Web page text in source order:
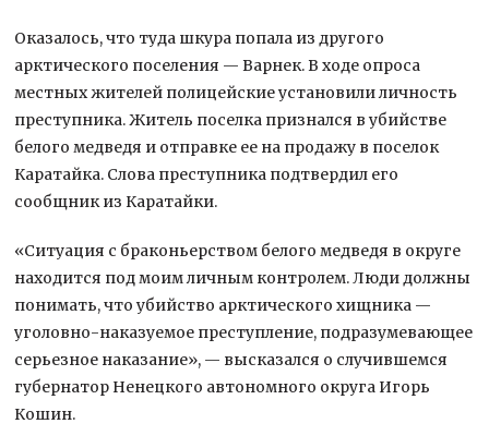
Оказалось, что туда шкура попала из другого
арктического поселения — Варнек. В ходе опроса
местных жителей полицейские установили личность
преступника. Житель поселка признался в убийстве
белого медведя и отправке ее на продажу в поселок
Каратайка. Слова преступника подтвердил его
сообщник из Каратайки.
«Ситуация с браконьерством белого медведя в округе
находится под моим личным контролем. Люди должны
понимать, что убийство арктического хищника —
уголовно-наказуемое преступление, подразумевающее
серьезное наказание», — высказался о случившемся
губернатор Ненецкого автономного округа Игорь
Кошин.